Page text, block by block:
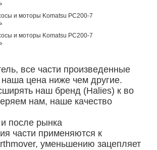
все части произведенные
цена ниже чем другие.
наш бренд (Halies) к во
нам, наше качество
после рынка
части применяются к
уменьшению зацепляет